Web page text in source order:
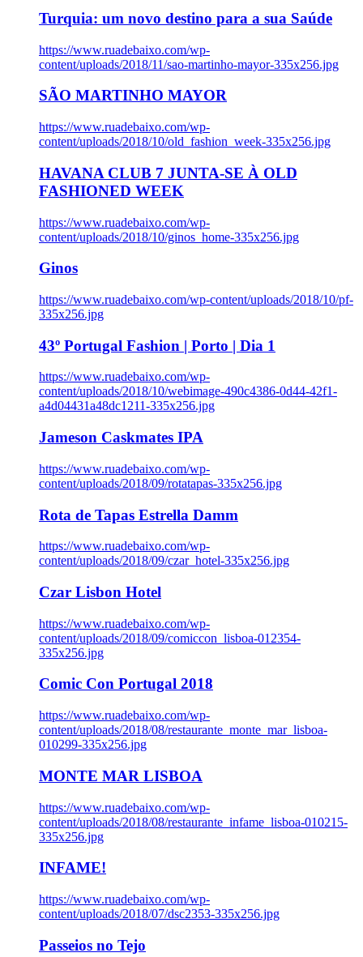
Turquia: um novo destino para a sua Saúde
https://www.ruadebaixo.com/wp-
content/uploads/2018/11/sao-martinho-mayor-335x256.jpg
SÃO MARTINHO MAYOR
https://www.ruadebaixo.com/wp-
content/uploads/2018/10/old_fashion_week-335x256.jpg
HAVANA CLUB 7 JUNTA-SE À OLD
FASHIONED WEEK
https://www.ruadebaixo.com/wp-
content/uploads/2018/10/ginos_home-335x256.jpg
Ginos
https://www.ruadebaixo.com/wp-content/uploads/2018/10/pf-
335x256.jpg
43º Portugal Fashion | Porto | Dia 1
https://www.ruadebaixo.com/wp-
content/uploads/2018/10/webimage-490c4386-0d44-42f1-
a4d04431a48dc1211-335x256.jpg
Jameson Caskmates IPA
https://www.ruadebaixo.com/wp-
content/uploads/2018/09/rotatapas-335x256.jpg
Rota de Tapas Estrella Damm
https://www.ruadebaixo.com/wp-
content/uploads/2018/09/czar_hotel-335x256.jpg
Czar Lisbon Hotel
https://www.ruadebaixo.com/wp-
content/uploads/2018/09/comiccon_lisboa-012354-
335x256.jpg
Comic Con Portugal 2018
https://www.ruadebaixo.com/wp-
content/uploads/2018/08/restaurante_monte_mar_lisboa-
010299-335x256.jpg
MONTE MAR LISBOA
https://www.ruadebaixo.com/wp-
content/uploads/2018/08/restaurante_infame_lisboa-010215-
335x256.jpg
INFAME!
https://www.ruadebaixo.com/wp-
content/uploads/2018/07/dsc2353-335x256.jpg
Passeios no Tejo